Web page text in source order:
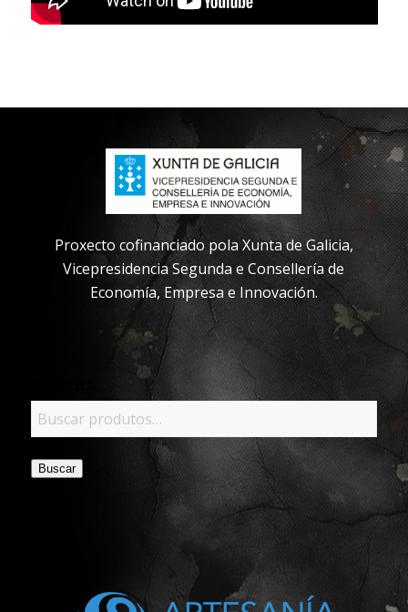
Proxecto cofinanciado pola Xunta de Galicia,
Vicepresidencia Segunda e Consellería de
Economía, Empresa e Innovación.
Buscar